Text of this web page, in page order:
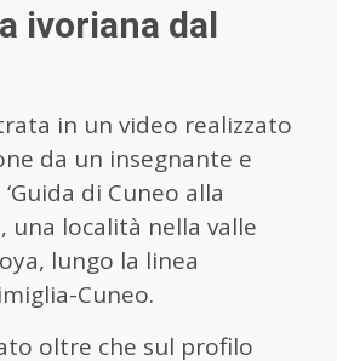
ivoriana dal
in un video realizzato
da un insegnante e
di Cuneo alla
una località nella valle
lungo la linea
Cuneo.
oltre che sul profilo